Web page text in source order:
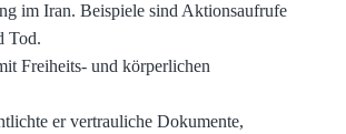
im Iran. Beispiele sind Aktionsaufrufe
Tod.
Freiheits- und körperlichen
er vertrauliche Dokumente,